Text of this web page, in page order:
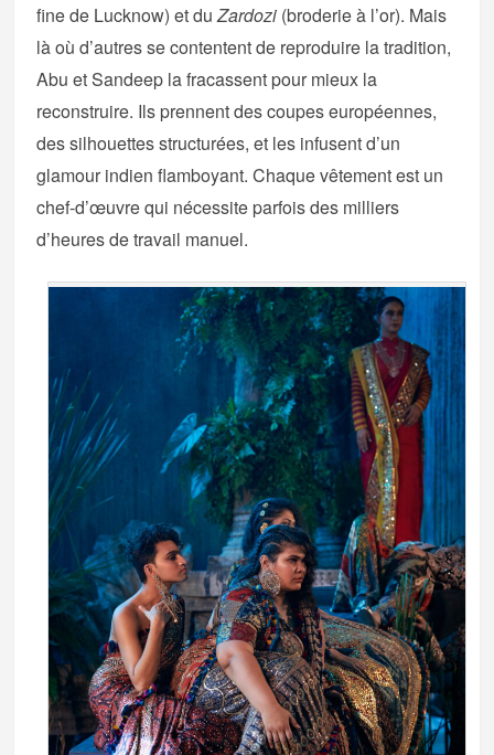
fine de Lucknow) et duZardozi (broderie à l’or). Mais
là où d’autres se contentent de reproduire la tradition,
Abu et Sandeep la fracassent pour mieux la
reconstruire. Ils prennent des coupes européennes,
des silhouettes structurées, et les infusent d’un
glamour indien flamboyant. Chaque vêtement est un
chef-d’œuvre qui nécessite parfois des milliers
d’heures de travail manuel.